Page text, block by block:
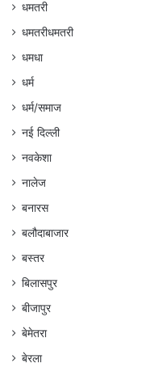
धमतरी
धमतरीधमतरी
धमधा
धर्म
धर्म/समाज
नई दिल्ली
नवकेशा
नालेज
बनारस
बलौदाबाजार
बस्तर
बिलासपुर
बीजापुर
बेमेतरा
बेरला